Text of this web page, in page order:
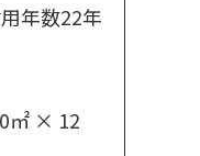
年数22年
㎡ × 12